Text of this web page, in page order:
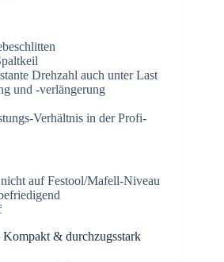
Drehzahl auch unter Last
und -verlängerung
Verhältnis in der Profi-
auf Festool/Mafell-Niveau
& durchzugsstark